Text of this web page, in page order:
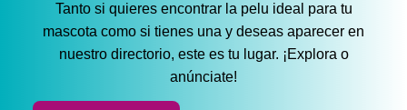
Tanto si quieres encontrar la pelu ideal para tu
mascota como si tienes una y deseas aparecer en
nuestro directorio, este es tu lugar. ¡Explora o
anúnciate!